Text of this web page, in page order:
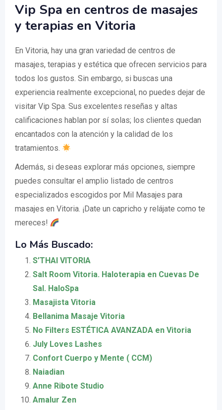
Vip Spa en centros de masajes
y terapias en Vitoria
En Vitoria, hay una gran variedad de centros de
masajes, terapias y estética que ofrecen servicios para
todos los gustos. Sin embargo, si buscas una
experiencia realmente excepcional, no puedes dejar de
visitar Vip Spa. Sus excelentes reseñas y altas
calificaciones hablan por sí solas; los clientes quedan
encantados con la atención y la calidad de los
tratamientos.
Además, si deseas explorar más opciones, siempre
puedes consultar el amplio listado de centros
especializados escogidos por Mil Masajes para
masajes en Vitoria. ¡Date un capricho y relájate como te
mereces!
Lo Más Buscado:
S’THAI VITORIA
Salt Room Vitoria. Haloterapia en Cuevas De
Sal. HaloSpa
Masajista Vitoria
Bellanima Masaje Vitoria
No Filters ESTÉTICA AVANZADA en Vitoria
July Loves Lashes
Confort Cuerpo y Mente ( CCM)
Naiadian
Anne Ribote Studio
Amalur Zen